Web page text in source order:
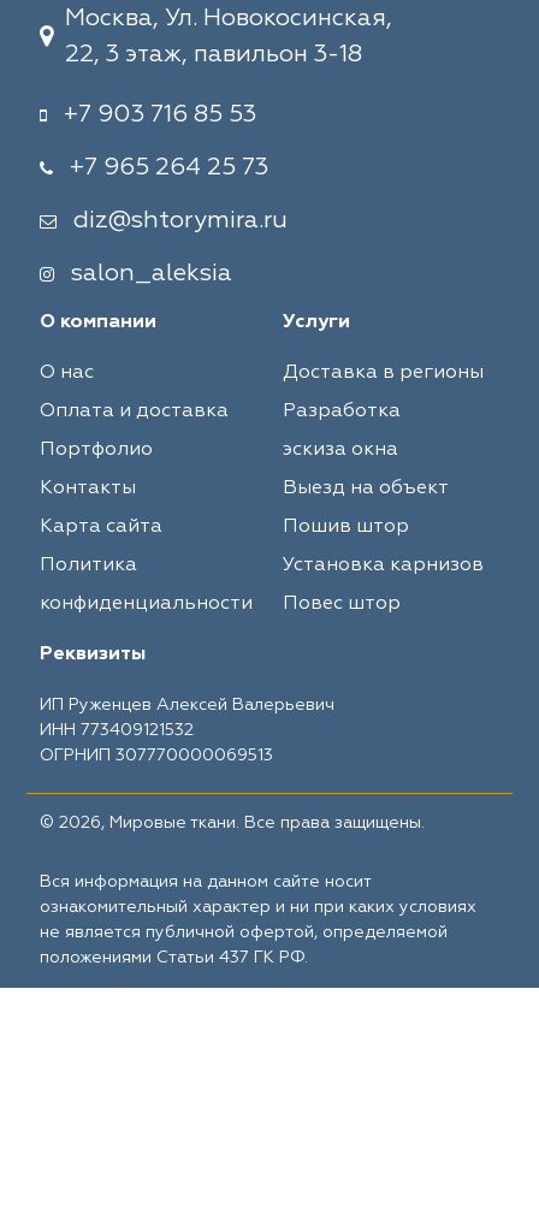
Москва, Ул. Новокосинская,
22, 3 этаж, павильон 3-18
+7 903 716 85 53
+7 965 264 25 73
diz@shtorymira.ru
salon_aleksia
О компании
О нас
Оплата и доставка
Портфолио
Контакты
Карта сайта
Политика
конфиденциальности
Услуги
Доставка в регионы
Разработка
эскиза окна
Выезд на объект
Пошив штор
Установка карнизов
Повес штор
Реквизиты
ИП Руженцев Алексей Валерьевич
ИНН 773409121532
ОГРНИП 307770000069513
© 2026, Мировые ткани. Все права защищены.
Вся информация на данном сайте носит
ознакомительный характер и ни при каких условиях
не является публичной офертой, определяемой
положениями Статьи 437 ГК РФ.